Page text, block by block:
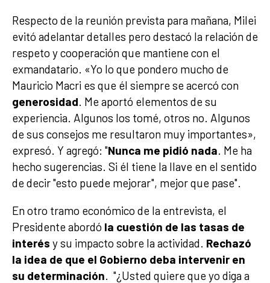
Respecto de la reunión prevista para mañana, Milei
evitó adelantar detalles pero destacó la relación de
respeto y cooperación que mantiene con el
exmandatario. «Yo lo que pondero mucho de
Mauricio Macri es que él siempre se acercó con
generosidad . Me aportó elementos de su
experiencia. Algunos los tomé, otros no. Algunos
de sus consejos me resultaron muy importantes»,
expresó. Y agregó: "Nunca me pidió nada . Me ha
hecho sugerencias. Si él tiene la llave en el sentido
de decir "esto puede mejorar", mejor que pase".
En otro tramo económico de la entrevista, el
Presidente abordó la cuestión de las tasas de
interés y su impacto sobre la actividad. Rechazó
la idea de que el Gobierno deba intervenir en
su determinación . "¿Usted quiere que yo diga a